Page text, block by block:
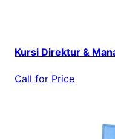
Kursi Direktur &
Call for Price